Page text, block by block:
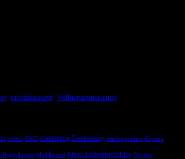
unfraktioniert Vollheparinisierung
DOAK EKG Ernährung Gerinnung Harnwegsinfekt Heparin
Hyperthermie Medikament Mein Lieblingsfehler Narkose